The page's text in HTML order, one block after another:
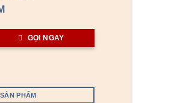
GỌI NGAY
PHẨM